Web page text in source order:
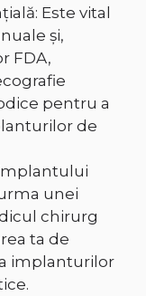
Este vital
și,
FDA,
pentru a
de
unei
chirurg
ta de
implanturilor